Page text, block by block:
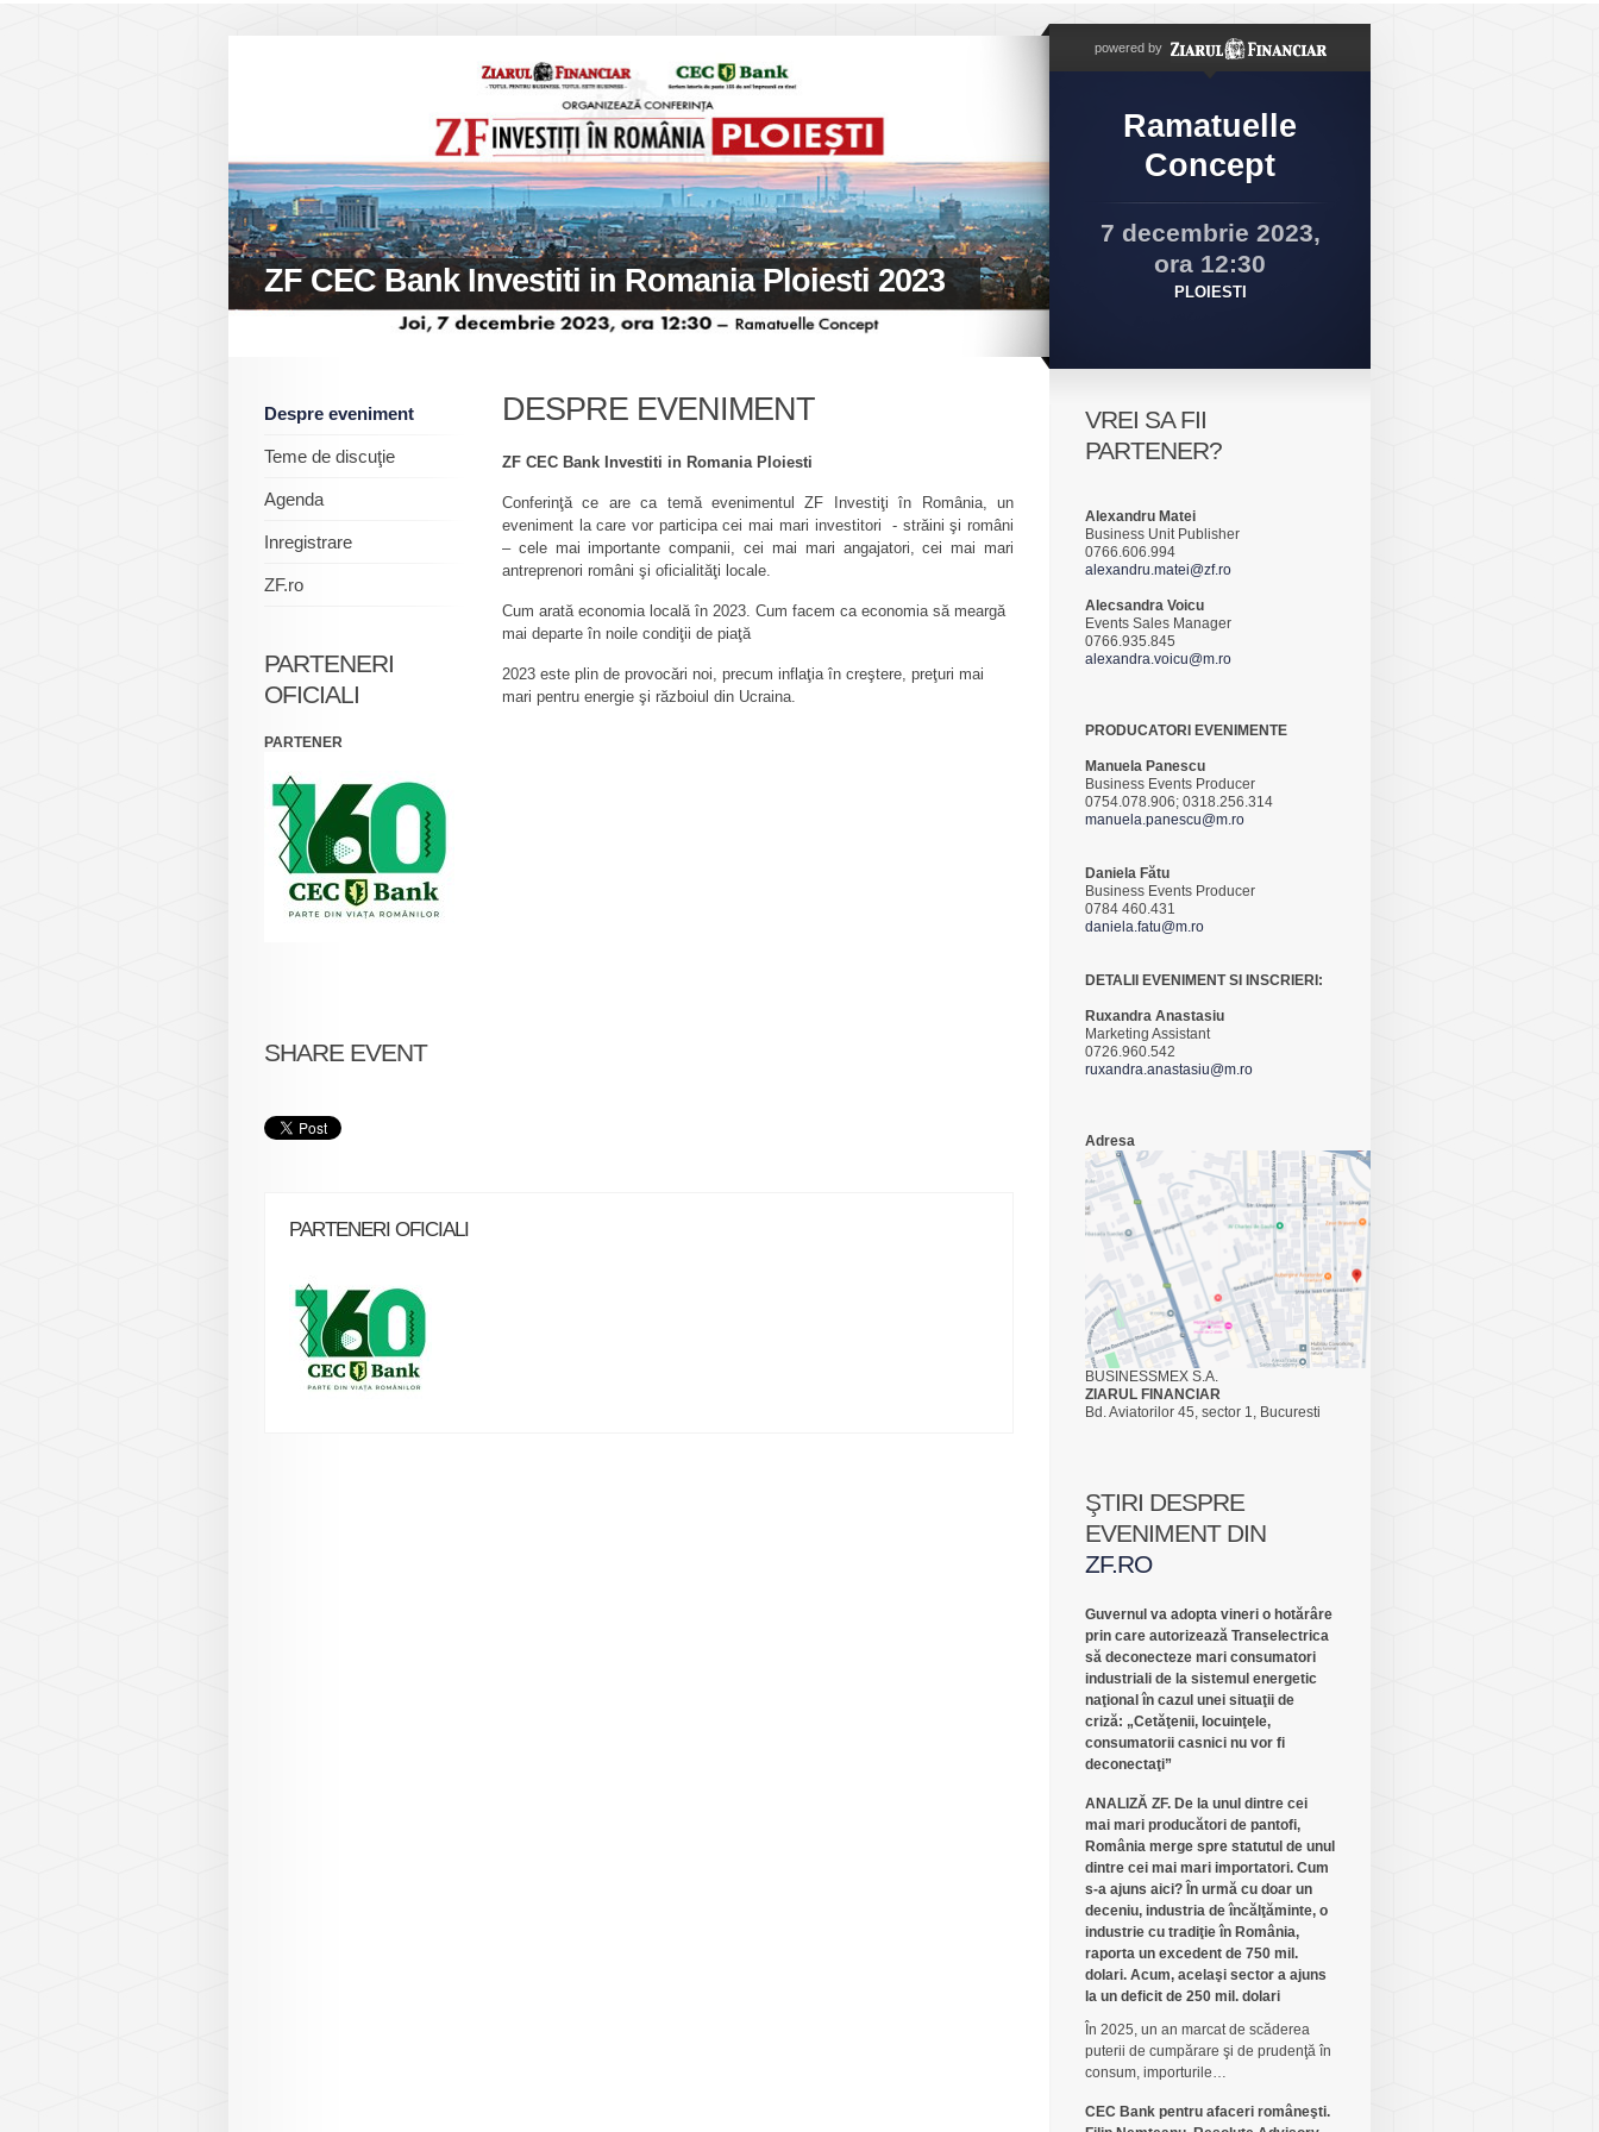
ZF CEC Bank Investiti in Romania Ploiesti 2023
powered by
Ramatuelle
Concept
7 decembrie 2023,
ora 12:30
PLOIESTI
Despre eveniment
Teme de discuţie
Agenda
Inregistrare
ZF.ro
PARTENERI
OFICIALI
PARTENER
SHARE EVENT
DESPRE EVENIMENT
ZF CEC Bank Investiti in Romania Ploiesti
Conferinţă ce are ca temă evenimentul ZF Investiţi în România, un
eveniment la care vor participa cei mai mari investitori - străini şi români
– cele mai importante companii, cei mai mari angajatori, cei mai mari
antreprenori români şi oficialităţi locale.
Cum arată economia locală în 2023. Cum facem ca economia să meargă
mai departe în noile condiţii de piaţă
2023 este plin de provocări noi, precum inflaţia în creştere, preţuri mai
mari pentru energie şi războiul din Ucraina.
PARTENERI OFICIALI
VREI SA FII
PARTENER?
Alexandru Matei
Business Unit Publisher
0766.606.994
alexandru.matei@zf.ro
Alecsandra Voicu
Events Sales Manager
0766.935.845
alexandra.voicu@m.ro
PRODUCATORI EVENIMENTE
Manuela Panescu
Business Events Producer
0754.078.906; 0318.256.314
manuela.panescu@m.ro
Daniela Fătu
Business Events Producer
0784 460.431
daniela.fatu@m.ro
DETALII EVENIMENT SI INSCRIERI:
Ruxandra Anastasiu
Marketing Assistant
0726.960.542
ruxandra.anastasiu@m.ro
Adresa
BUSINESSMEX S.A.
ZIARUL FINANCIAR
Bd. Aviatorilor 45, sector 1, Bucuresti
ŞTIRI DESPRE
EVENIMENT DIN
ZF.RO
Guvernul va adopta vineri o hotărâre
prin care autorizează Transelectrica
să deconecteze mari consumatori
industriali de la sistemul energetic
naţional în cazul unei situaţii de
criză: „Cetăţenii, locuinţele,
consumatorii casnici nu vor fi
deconectaţi”
ANALIZĂ ZF. De la unul dintre cei
mai mari producători de pantofi,
România merge spre statutul de unul
dintre cei mai mari importatori. Cum
s-a ajuns aici? În urmă cu doar un
deceniu, industria de încălţăminte, o
industrie cu tradiţie în România,
raporta un excedent de 750 mil.
dolari. Acum, acelaşi sector a ajuns
la un deficit de 250 mil. dolari
În 2025, un an marcat de scăderea
puterii de cumpărare şi de prudenţă în
consum, importurile…
CEC Bank pentru afaceri româneşti.